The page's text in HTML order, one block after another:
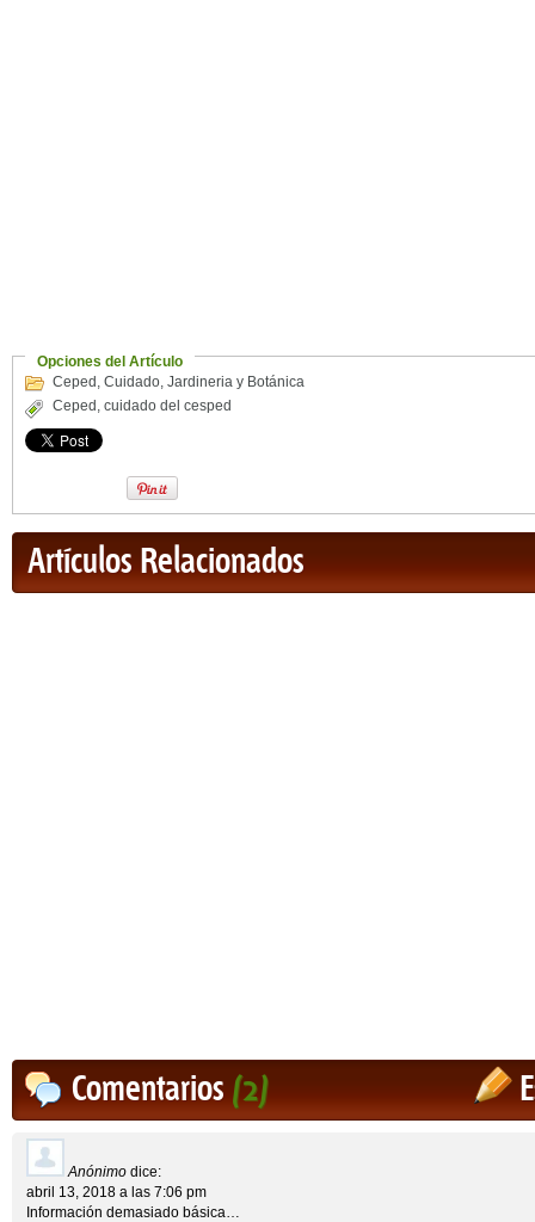
Opciones del Artículo
Ceped , Cuidado, Jardineria y Botánica
Ceped , cuidado del cesped
Artículos Relacionados
Comentarios(2)
Anónimo dice:
abril 13, 2018 a las 7:06 pm
Información demasiado básica…